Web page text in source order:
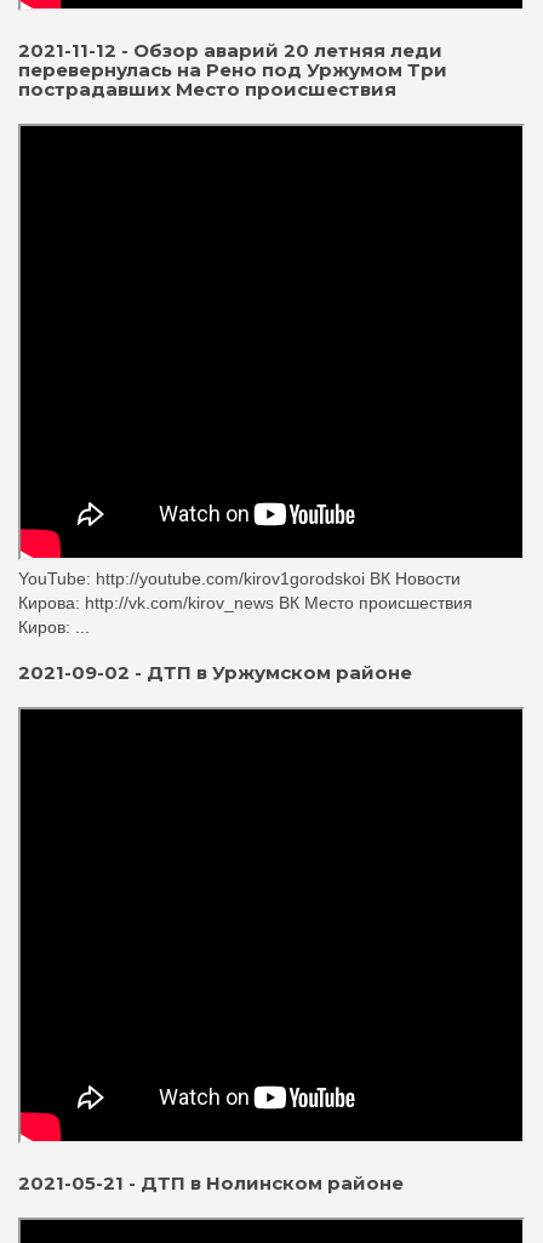
2021-11-12 - Обзор аварий 20 летняя леди
перевернулась на Рено под Уржумом Три
пострадавших Место происшествия
YouTube: http://youtube.com/kirov1gorodskoi ВК Новости
Кирова: http://vk.com/kirov_news ВК Место происшествия
Киров: ...
2021-09-02 - ДТП в Уржумском районе
2021-05-21 - ДТП в Нолинском районе